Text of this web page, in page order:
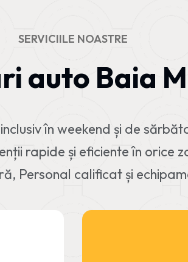
SERVICIILE NOASTRE
auto Baia
în weekend și de
rapide și eficiente în orice
Personal calificat și